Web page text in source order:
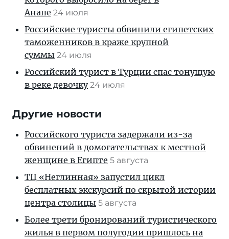
Анапе 24 июля
Российские туристы обвинили египетских
таможенников в краже крупной
суммы 24 июля
Российский турист в Турции спас тонущую
в реке девочку 24 июля
Другие новости
Российского туриста задержали из-за
обвинений в домогательствах к местной
женщине в Египте 5 августа
ТЦ «Неглинная» запустил цикл
бесплатных экскурсий по скрытой истории
центра столицы 5 августа
Более трети бронирований туристического
жилья в первом полугодии пришлось на